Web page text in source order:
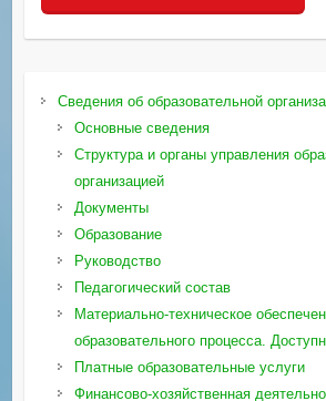
Сведения об образовательной
Основные сведения
Структура и органы управления
организацией
Документы
Образование
Руководство
Педагогический состав
Материально-техническое
образовательного процесса.
Платные образовательные услуги
Финансово-хозяйственная